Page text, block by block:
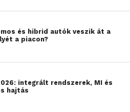
hozzá,
egy
es fedélzeti
Mio az alábbi
ajánlja
és hibrid autók veszik át a
a piacon?
integrált rendszerek, MI és
hajtás